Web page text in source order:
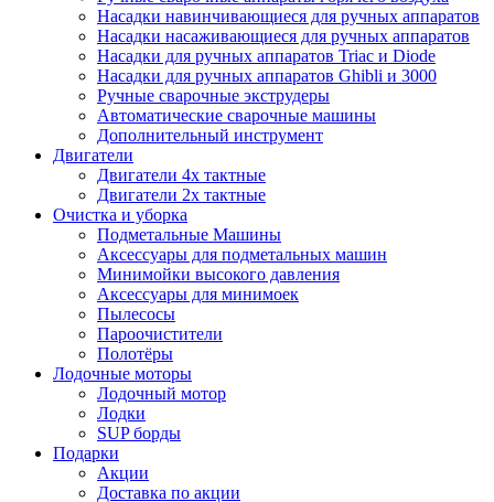
Насадки навинчивающиеся для ручных аппаратов
Насадки насаживающиеся для ручных аппаратов
Насадки для ручных аппаратов Triac и Diode
Насадки для ручных аппаратов Ghibli и 3000
Ручные сварочные экструдеры
Автоматические сварочные машины
Дополнительный инструмент
Двигатели
Двигатели 4х тактные
Двигатели 2х тактные
Очистка и уборка
Подметальные Машины
Аксессуары для подметальных машин
Минимойки высокого давления
Аксессуары для минимоек
Пылесосы
Пароочистители
Полотёры
Лодочные моторы
Лодочный мотор
Лодки
SUP борды
Подарки
Акции
Доставка по акции